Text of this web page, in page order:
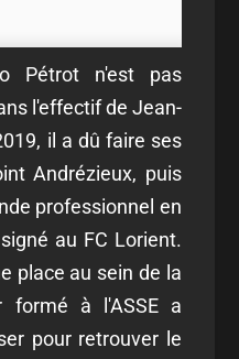
Pétrot n'est pas
l'effectif de Jean-
il a dû faire ses
Andrézieux, puis
professionnel en
au FC Lorient.
place au sein de la
formé à l'ASSE a
pour retrouver le